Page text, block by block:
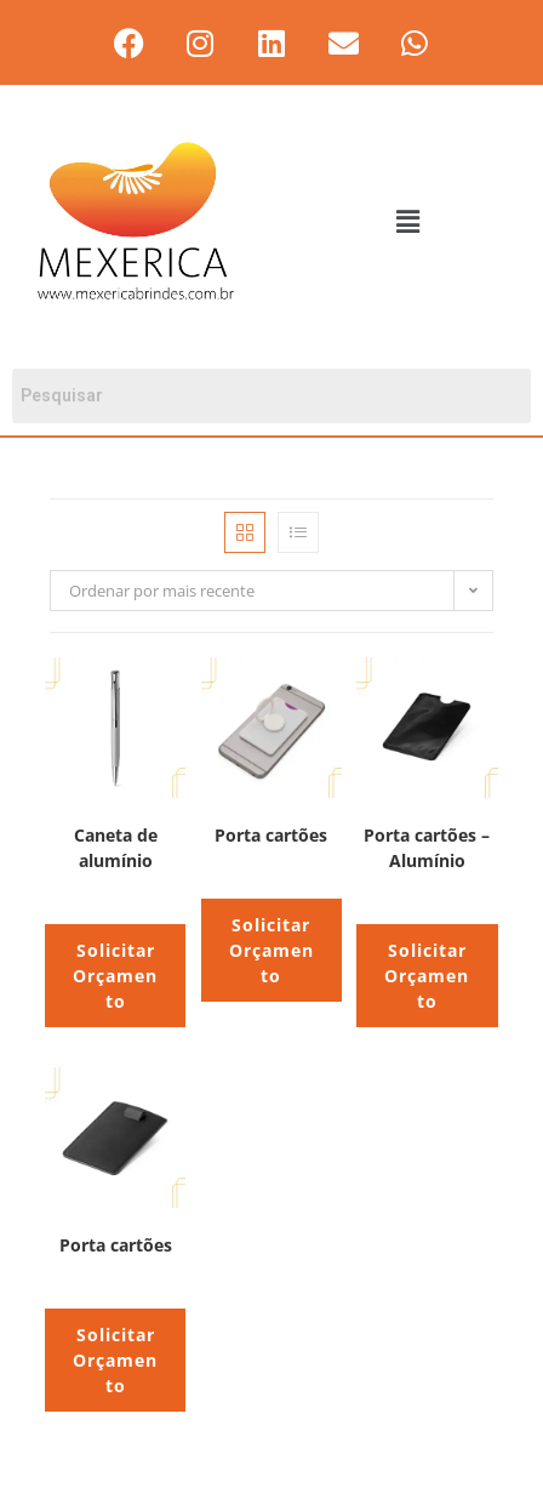
Ordenar por mais recente
Caneta de
alumínio
Solicitar
Orçamen
to
Porta cartões
Solicitar
Orçamen
to
Porta cartões –
Alumínio
Solicitar
Orçamen
to
Porta cartões
Solicitar
Orçamen
to